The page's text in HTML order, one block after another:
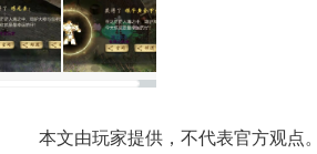
本文由玩家提供，不代表官方观点。